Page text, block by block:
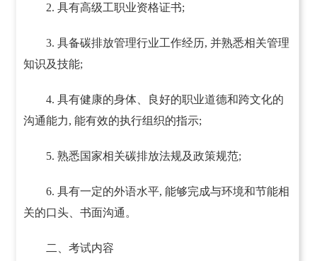
2. 具有高级工职业资格证书;
3. 具备碳排放管理行业工作经历, 并熟悉相关管理
知识及技能;
4. 具有健康的身体、良好的职业道德和跨文化的
沟通能力, 能有效的执行组织的指示;
5. 熟悉国家相关碳排放法规及政策规范;
6. 具有一定的外语水平, 能够完成与环境和节能相
关的口头、书面沟通。
二、考试内容